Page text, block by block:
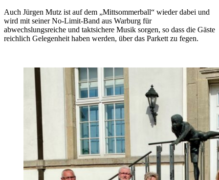
Auch Jürgen Mutz ist auf dem „Mittsommerball“ wieder dabei und
wird mit seiner No-Limit-Band aus Warburg für
abwechslungsreiche und taktsichere Musik sorgen, so dass die Gäste
reichlich Gelegenheit haben werden, über das Parkett zu fegen.